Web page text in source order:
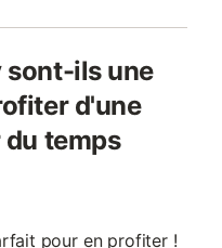
sont-ils une
d'une
du temps
pour en profiter !